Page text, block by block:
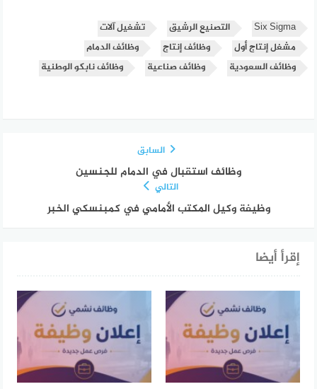
Six Sigma التصنيع الرشيق
تشغيل آلات
مشغل إنتاج أول
وظائف إنتاج
وظائف الدمام
وظائف السعودية
وظائف صناعية وظائف نابكو الوطنية
السابق
وظائف استقبال في الدمام للجنسين
التالي
وظيفة وكيل المكتب الأمامي في كمبنسكي الخبر
إقرأ أيضا